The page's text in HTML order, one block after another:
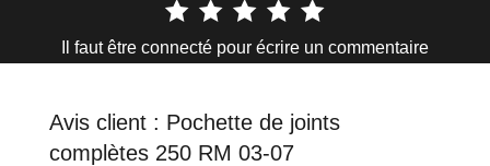
Il faut être connecté pour écrire un commentaire
Avis client : Pochette de joints
complètes 250 RM 03-07